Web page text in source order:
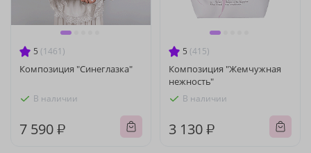
5 (1461)
Композиция "Синеглазка"
В наличии
7 590 ₽
5 (415)
Композиция "Жемчужная
нежность"
В наличии
3 130 ₽